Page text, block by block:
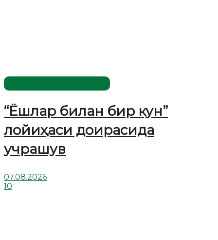
“Ёшлар билан бир кун”
лойиҳаси доирасида
учрашув
07.08.2026
10